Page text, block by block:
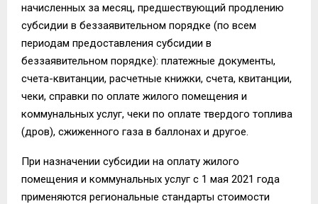
начисленных за месяц, предшествующий продлению
субсидии в беззаявительном порядке (по всем
периодам предоставления субсидии в
беззаявительном порядке): платежные документы,
счета-квитанции, расчетные книжки, счета, квитанции,
чеки, справки по оплате жилого помещения и
коммунальных услуг, чеки по оплате твердого топлива
(дров), сжиженного газа в баллонах и другое.
При назначении субсидии на оплату жилого
помещения и коммунальных услуг с 1 мая 2021 года
применяются региональные стандарты стоимости